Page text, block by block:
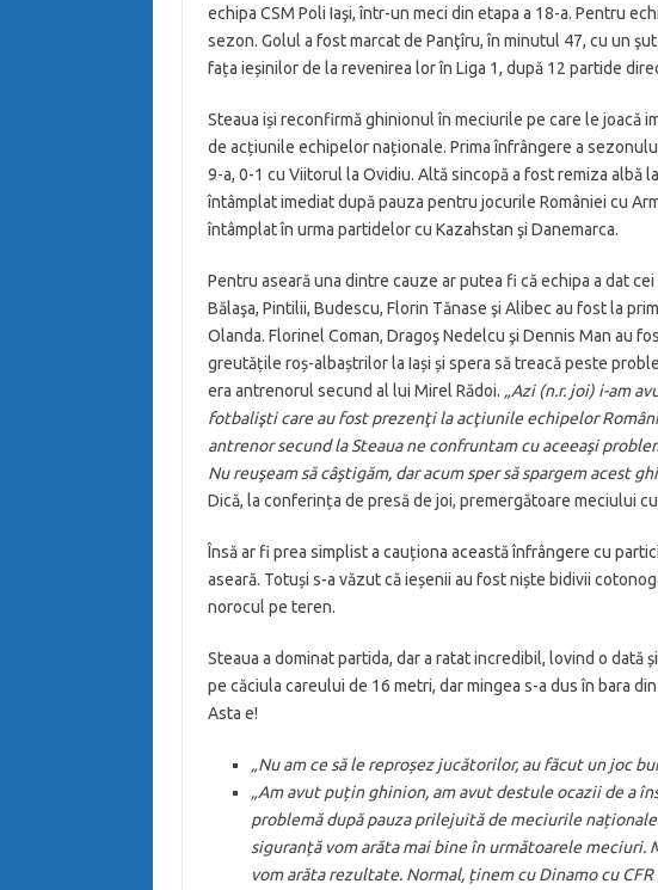
echipa CSM Poli Iaşi, într-un meci din etapa a 18-a. Pentru
sezon. Golul a fost marcat de Panţîru, în minutul 47, cu un
fața ieșinilor de la revenirea lor în Liga 1, după 12 partide
Steaua iși reconfirmă ghinionul în meciurile pe care le joacă
de acțiunile echipelor naționale. Prima înfrângere a
9-a, 0-1 cu Viitorul la Ovidiu. Altă sincopă a fost remiza albă
întâmplat imediat după pauza pentru jocurile României cu
întâmplat în urma partidelor cu Kazahstan şi Danemarca.
Pentru aseară una dintre cauze ar putea fi că echipa a dat
Bălaşa, Pintilii, Budescu, Florin Tănase şi Alibec au fost la
Olanda. Florinel Coman, Dragoş Nedelcu şi Dennis Man au
greutățile roș-albaștrilor la Iași și spera să treacă peste
era antrenorul secund al lui Mirel Rădoi. „Azi (n.r. joi) i-am
fotbalişti care au fost prezenţi la acţiunile echipelor
antrenor secund la Steaua ne confruntam cu aceeaşi
Nu reuşeam să câştigăm, dar acum sper să spargem acest
Dică, la conferința de presă de joi, premergătoare meciului cu
Însă ar fi prea simplist a cauționa această înfrângere cu
aseară. Totuși s-a văzut că ieșenii au fost niște bidivii
norocul pe teren.
Steaua a dominat partida, dar a ratat incredibil, lovind o dată
pe căciula careului de 16 metri, dar mingea s-a dus în bara
Asta e!
„Nu am ce să le reproșez jucătorilor, au făcut un joc
„Am avut puțin ghinion, am avut destule ocazii de a
problemă după pauza prilejuită de meciurile
siguranță vom arăta mai bine în următoarele
vom arăta rezultate. Normal, ținem cu Dinamo cu